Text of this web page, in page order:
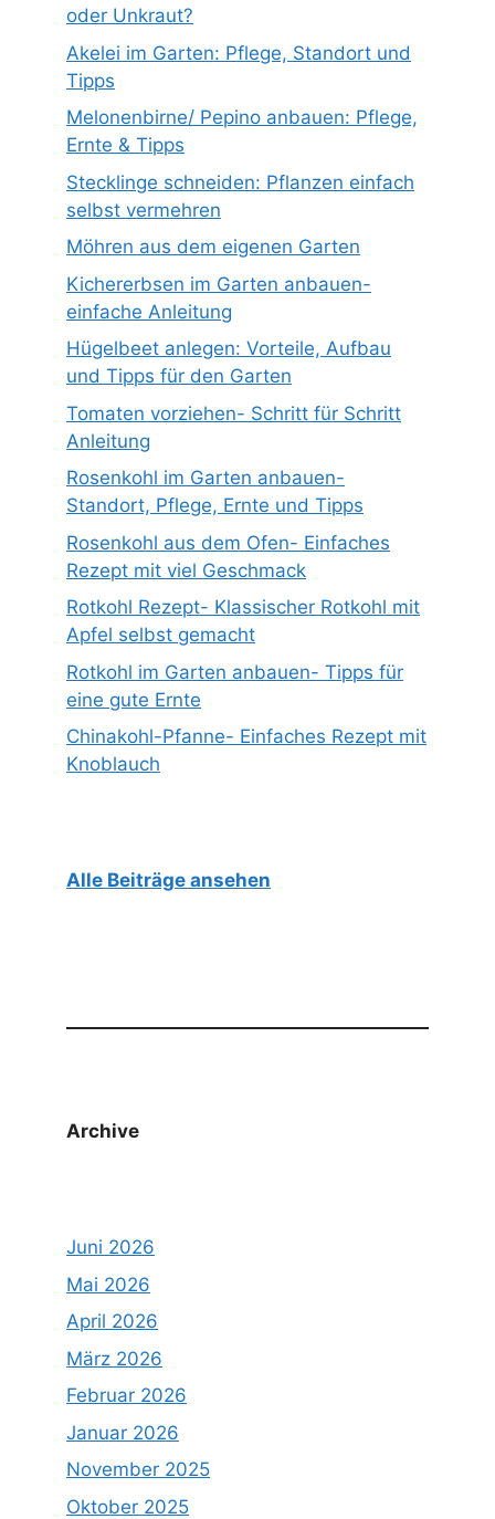
oder Unkraut?
Akelei im Garten: Pflege, Standort und
Tipps
Melonenbirne/ Pepino anbauen: Pflege,
Ernte & Tipps
Stecklinge schneiden: Pflanzen einfach
selbst vermehren
Möhren aus dem eigenen Garten
Kichererbsen im Garten anbauen-
einfache Anleitung
Hügelbeet anlegen: Vorteile, Aufbau
und Tipps für den Garten
Tomaten vorziehen- Schritt für Schritt
Anleitung
Rosenkohl im Garten anbauen-
Standort, Pflege, Ernte und Tipps
Rosenkohl aus dem Ofen- Einfaches
Rezept mit viel Geschmack
Rotkohl Rezept- Klassischer Rotkohl mit
Apfel selbst gemacht
Rotkohl im Garten anbauen- Tipps für
eine gute Ernte
Chinakohl-Pfanne- Einfaches Rezept mit
Knoblauch
Alle Beiträge ansehen
Archive
Juni 2026
Mai 2026
April 2026
März 2026
Februar 2026
Januar 2026
November 2025
Oktober 2025